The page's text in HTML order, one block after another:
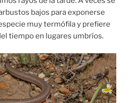
bajos para exponerse
muy termófila y prefiere
tiempo en lugares umbríos.